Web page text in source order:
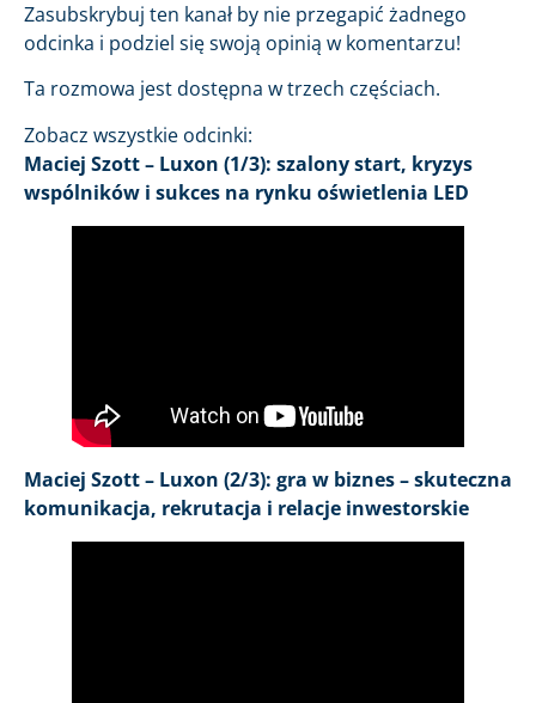
Zasubskrybuj ten kanał by nie przegapić żadnego
odcinka i podziel się swoją opinią w komentarzu!
Ta rozmowa jest dostępna w trzech częściach.
Zobacz wszystkie odcinki:
Maciej Szott – Luxon (1/3): szalony start, kryzys
wspólników i sukces na rynku oświetlenia LED
Maciej Szott – Luxon (2/3): gra w biznes – skuteczna
komunikacja, rekrutacja i relacje inwestorskie